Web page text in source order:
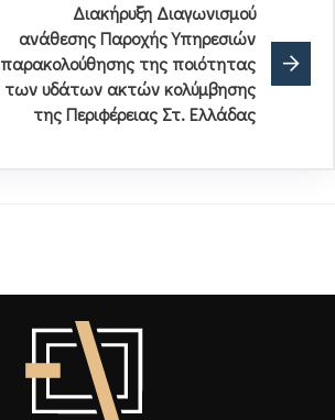
Διακήρυξη Διαγωνισμού
ανάθεσης Παροχής Υπηρεσιών
παρακολούθησης της ποιότητας
των υδάτων ακτών κολύμβησης
της Περιφέρειας Στ. Ελλάδας